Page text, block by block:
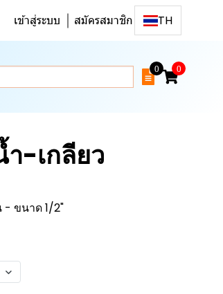
เข้าสู่ระบบ สมัครสมาชิก TH
0 0
-เกลียว
- ขนาด 1/2"